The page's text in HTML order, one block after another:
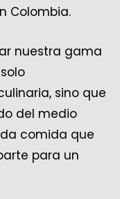
Colombia.
nuestra gama
sino que
del medio
comida que
para un